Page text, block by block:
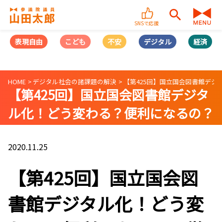
SNSで応援
表現自由 こども 不安 デジタル 経済
HOME デジタル社会の諸課題の解決 【第425回】国立国会図書館デ
【第425回】国立国会図書館デジタ
ル化！どう変わる？便利になるの？
徹底解説します！(2020/11/25)
2020.11.25
【第425回】国立国会図
書館デジタル化！どう変